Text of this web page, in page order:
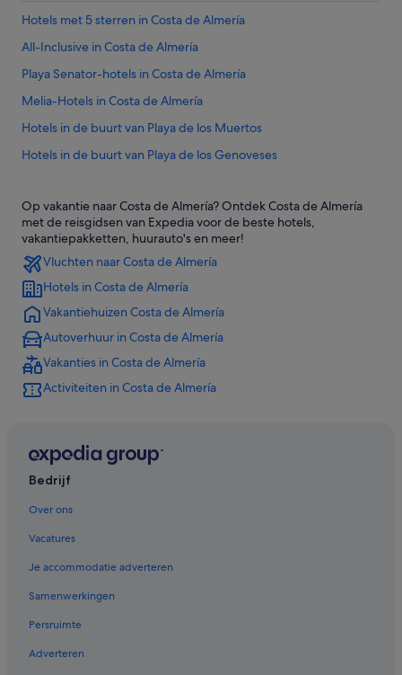
Hotels met 5 sterren in Costa de Almería
All-Inclusive in Costa de Almería
Playa Senator-hotels in Costa de Almería
Melia-Hotels in Costa de Almería
Hotels in de buurt van Playa de los Muertos
Hotels in de buurt van Playa de los Genoveses
Hotels in de buurt van Strand van El Toyo
Hotels in de buurt van Strand van Cabo de Gata
Op vakantie naar Costa de Almería? Ontdek Costa de Almería
met de reisgidsen van Expedia voor de beste hotels,
vakantiepakketten, huurauto's en meer!
Vluchten naar Costa de Almería
Hotels in Costa de Almería
Vakantiehuizen Costa de Almería
Autoverhuur in Costa de Almería
Vakanties in Costa de Almería
Activiteiten in Costa de Almería
Bedrijf
Over ons
Vacatures
Je accommodatie adverteren
Samenwerkingen
Persruimte
Adverteren